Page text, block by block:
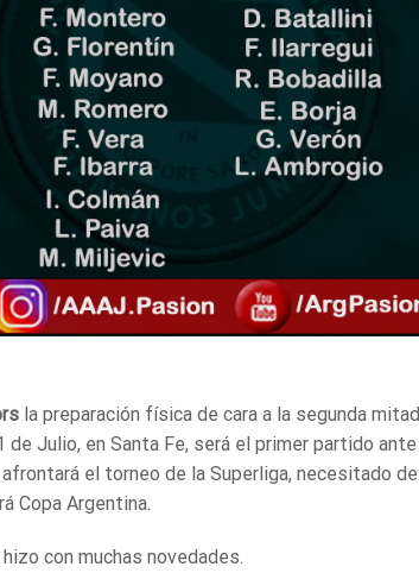
la preparación física de cara a la segunda mitad
de Julio, en Santa Fe, será el primer partido ante
el torneo de la Superliga, necesitado de
Copa Argentina.
con muchas novedades.